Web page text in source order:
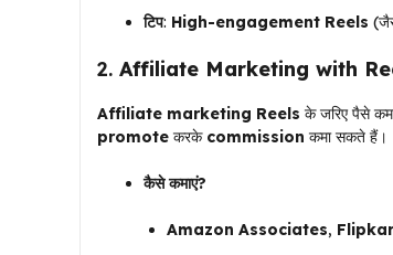
टिप: High-engagement Reels
2. Affiliate Marketing with
Affiliate marketing Reels के जरिए पैसे
promote करके commission कमा सकते हैं।
कैसे कमाएं?
Amazon Associates,